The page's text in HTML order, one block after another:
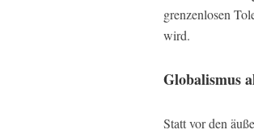
grenzenlosen
wird.
Globalismus
Statt vor den